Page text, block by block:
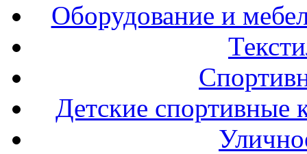
Оборудование и
Детские спортивные